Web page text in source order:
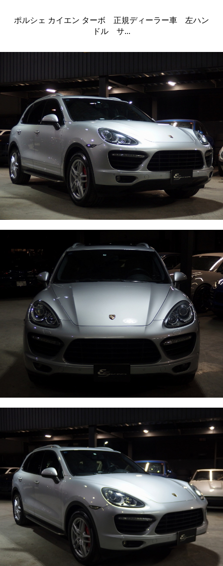
ポルシェ カイエン ターボ 正規ディーラー車 左ハン
ドル サ...